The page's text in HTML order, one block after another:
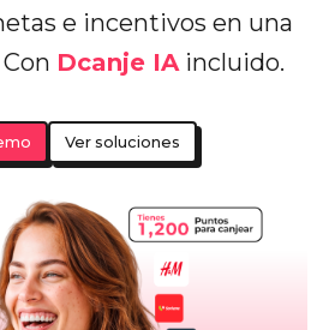
e incentivos en una
Dcanje IAincluido.
Ver soluciones